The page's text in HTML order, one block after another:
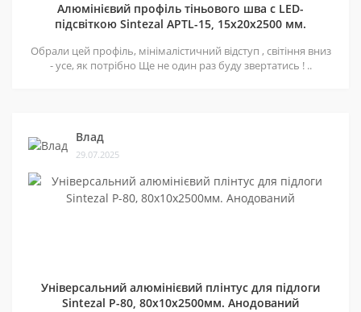
Алюмінієвий профіль тіньового шва c LED-
підсвіткою Sintezal APTL-15, 15х20х2500 мм.
Обрали цей профіль, мінімалістичний відступ , світіння вниз
- усе, як потрібно Ще не один раз буду звертатись ! ..
Влад
29.07.2025
Універсальний алюмінієвий плінтус для підлоги
Sintezal P-80, 80х10х2500мм. Анодований